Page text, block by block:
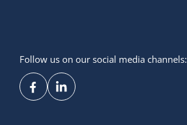
Follow us on our social media channels: